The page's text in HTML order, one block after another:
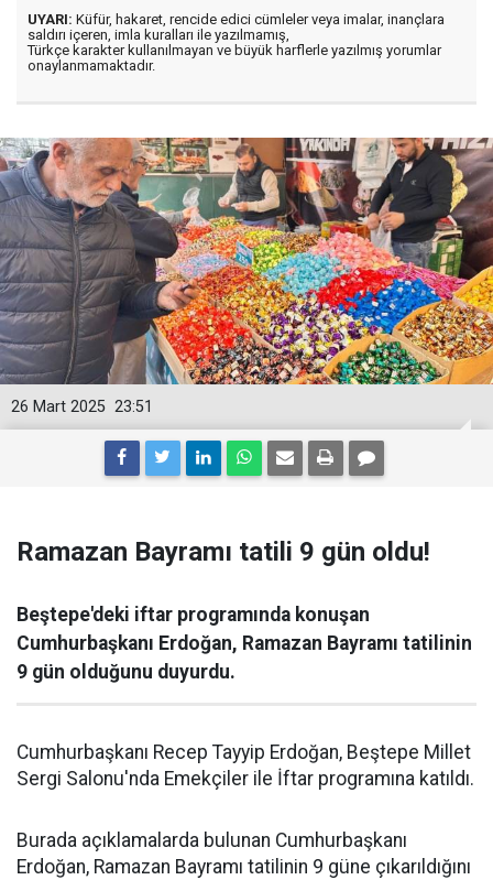
UYARI: Küfür, hakaret, rencide edici cümleler veya imalar, inançlara
saldırı içeren, imla kuralları ile yazılmamış,
Türkçe karakter kullanılmayan ve büyük harflerle yazılmış yorumlar
onaylanmamaktadır.
23:51
26 Mart 2025
Ramazan Bayramı tatili 9 gün oldu!
Beştepe'deki iftar programında konuşan
Cumhurbaşkanı Erdoğan, Ramazan Bayramı tatilinin
9 gün olduğunu duyurdu.
Cumhurbaşkanı Recep Tayyip Erdoğan, Beştepe Millet
Sergi Salonu'nda Emekçiler ile İftar programına katıldı.
Burada açıklamalarda bulunan Cumhurbaşkanı
Erdoğan, Ramazan Bayramı tatilinin 9 güne çıkarıldığını